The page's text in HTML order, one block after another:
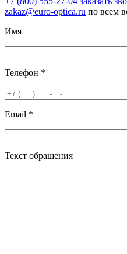
zakaz@euro-optica.ru по всем
Имя
Телефон *
Email *
Текст обращения